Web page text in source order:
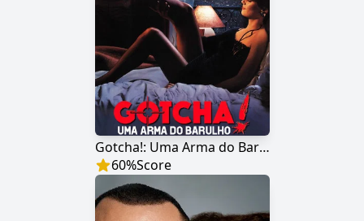
Gotcha!: Uma Arma do Barulho
60%Score